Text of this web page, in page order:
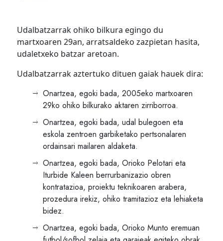
Udalbatzarrak ohiko bilkura egingo du
martxoaren 29an, arratsaldeko zazpietan hasita,
udaletxeko batzar aretoan.
Udalbatzarrak aztertuko dituen gaiak hauek dira:
Onartzea, egoki bada, 2005eko martxoaren
29ko ohiko bilkurako aktaren zirriborroa.
Onartzea, egoki bada, udal bulegoen eta
eskola zentroen garbiketako pertsonalaren
ordainsari mailaren aldaketa.
Onartzea, egoki bada, Orioko Pelotari eta
Iturbide Kaleen berrurbanizazio obren
kontratazioa, proiektu teknikoaren arabera,
prozedura irekiz, ohiko tramitazioz eta lehiaketa
bidez.
Onartzea, egoki bada, Orioko Munto eremuan